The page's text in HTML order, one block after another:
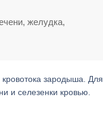
желудка,
зародыша. Для
и селезенки кровью.